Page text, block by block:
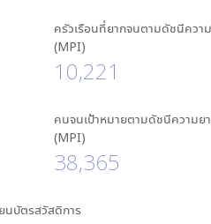
ครัวเรือนที่ยากจนตามดัชนีควา
(MPI)
10,221
คนจนเป้าหมายตามดัชนีความย
(MPI)
38,365
นบัตรสวัสดิการ